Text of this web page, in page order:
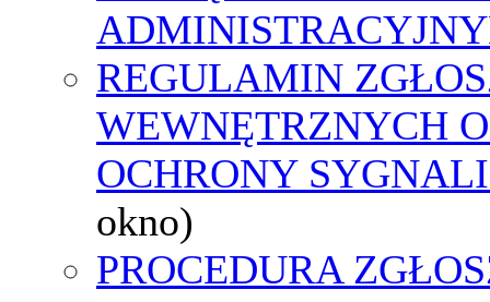
REGULAMIN
WEWNĘTRZNYCH
OCHRONY
okno)
PROCEDURA